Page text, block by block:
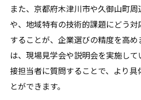
また、京都府木津川市や久御山町
や、地域特有の技術的課題にどう
することが、企業選びの精度を高め
は、現場見学会や説明会を実施し
接担当者に質問することで、より具
とができます。